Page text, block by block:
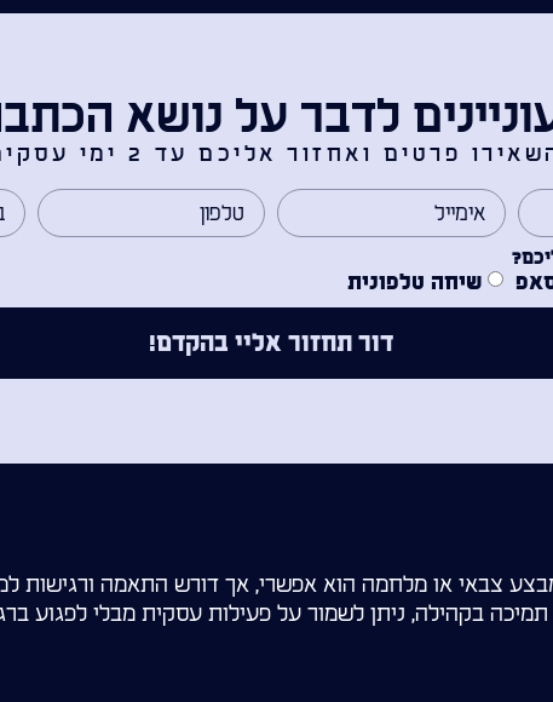
לדבר על נושא
פרטים ואחזור אליכם עד 2 ימי עסקים.
שיחה טלפונית
דור תחזור אליי בהקדם!
צבאי או מלחמה הוא אפשרי, אך דורש התאמה ורגישות
בקהילה, ניתן לשמור על פעילות עסקית מבלי לפגוע